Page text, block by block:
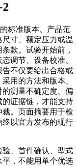
标准版本、产品范
寸、额定压力或温
款。试验开始前，
调节、设备校准、
告不仅要给出合格或
用的方法和版本、
测量不确定度、偏
证据链，才能支持
。页面摘要用于检
以官方发布的现行
、首件确认、型式
，不能用单个优选